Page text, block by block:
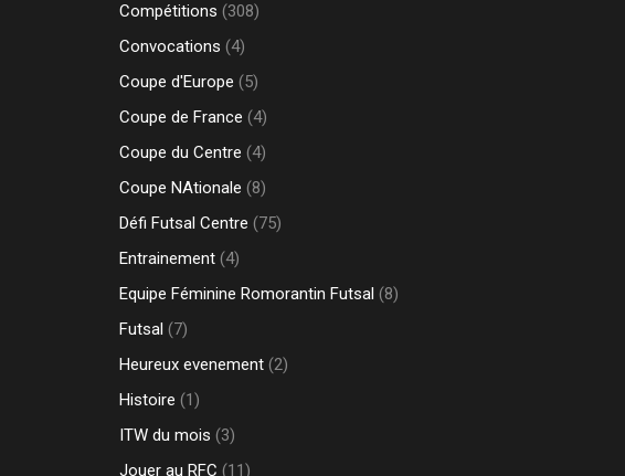
Compétitions (308)
Convocations (4)
Coupe d'Europe (5)
Coupe de France (4)
Coupe du Centre (4)
Coupe NAtionale (8)
Défi Futsal Centre (75)
Entrainement (4)
Equipe Féminine Romorantin Futsal (8)
Futsal (7)
Heureux evenement (2)
Histoire (1)
ITW du mois (3)
Jouer au RFC (11)